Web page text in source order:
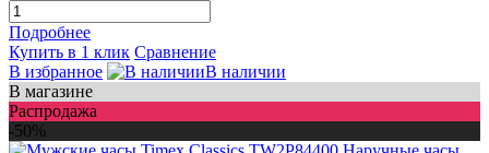
Подробнее
Купить в 1 клик Сравнение
В избранное
В наличии
В магазине
Распродажа
-50%